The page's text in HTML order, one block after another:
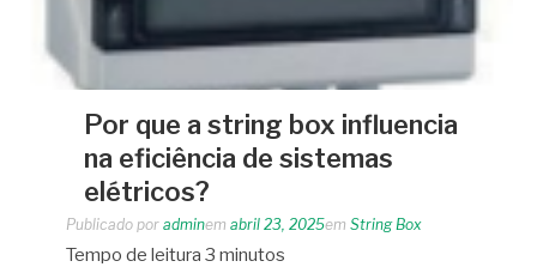
Por que a string box influencia
na eficiência de sistemas
elétricos?
Publicado por adminem abril 23, 2025em String Box
Tempo de leitura 3 minutos